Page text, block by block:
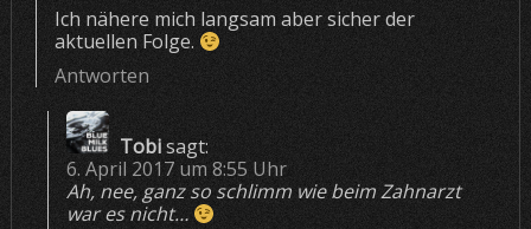
Ich nähere mich langsam aber sicher der
aktuellen Folge.
Antworten
Tobisagt:
6. April 2017 um 8:55 Uhr
Ah, nee, ganz so schlimm wie beim Zahnarzt
war es nicht…